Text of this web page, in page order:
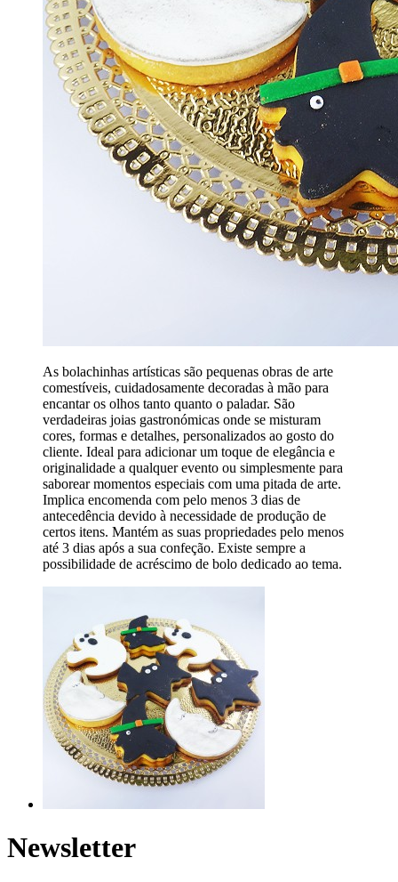
As bolachinhas artísticas são pequenas obras de arte
comestíveis, cuidadosamente decoradas à mão para
encantar os olhos tanto quanto o paladar. São
verdadeiras joias gastronómicas onde se misturam
cores, formas e detalhes, personalizados ao gosto do
cliente. Ideal para adicionar um toque de elegância e
originalidade a qualquer evento ou simplesmente para
saborear momentos especiais com uma pitada de arte.
Implica encomenda com pelo menos 3 dias de
antecedência devido à necessidade de produção de
certos itens. Mantém as suas propriedades pelo menos
até 3 dias após a sua confeção. Existe sempre a
possibilidade de acréscimo de bolo dedicado ao tema.
Newsletter